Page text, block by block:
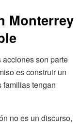
Monterrey
son parte
es construir un
familias tengan
no es un discurso,